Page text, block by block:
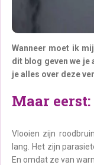
Wanneer moet ik
dit blog geven we je
je alles over deze
Maar
Vlooien zijn
lang. Het zijn
En omdat ze van